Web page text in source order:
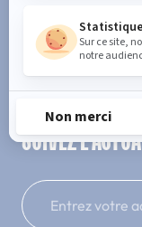
SUIVEZ
Entrez votre